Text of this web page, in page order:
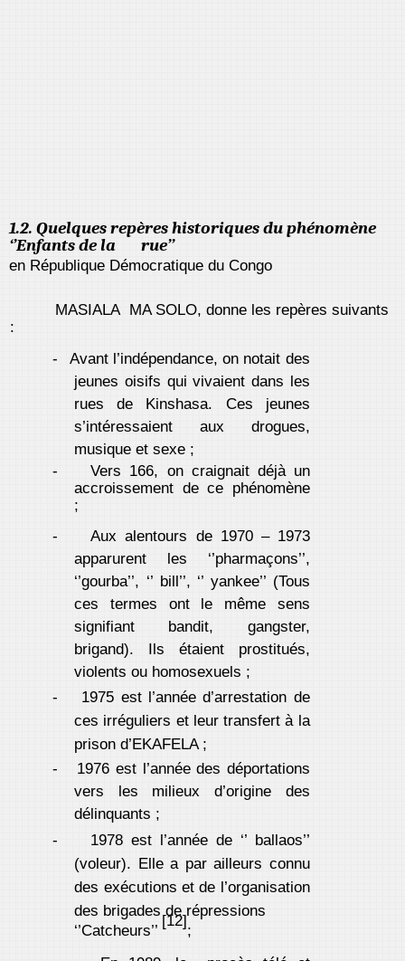
1.2. Quelques repères historiques du phénomène
‘’Enfants de la rue’’
en République Démocratique du Congo
MASIALA MA SOLO, donne les repères suivants
:
-
Avant l’indépendance, on notait des
jeunes oisifs qui vivaient dans les
rues de Kinshasa. Ces jeunes
s’intéressaient aux drogues,
musique et sexe ;
-
Vers 166, on craignait déjà un
accroissement de ce phénomène
;
-
Aux alentours de 1970 – 1973
apparurent les ‘’pharmaçons’’,
‘’gourba’’, ‘’ bill’’, ‘’ yankee’’ (Tous
ces termes ont le même sens
signifiant bandit, gangster,
brigand). Ils étaient prostitués,
violents ou homosexuels ;
-
1975 est l’année d’arrestation de
ces irréguliers et leur transfert à la
prison d’EKAFELA ;
-
1976 est l’année des déportations
vers les milieux d’origine des
délinquants ;
-
1978 est l’année de ‘’ ballaos’’
(voleur). Elle a par ailleurs connu
des exécutions et de l’organisation
des brigades de répressions
‘’Catcheurs’’
[12]
;